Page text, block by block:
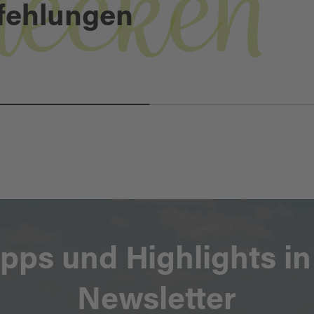
NATURDENKMAL
DRUIDENSTEIN
und Highlights
Newsletter